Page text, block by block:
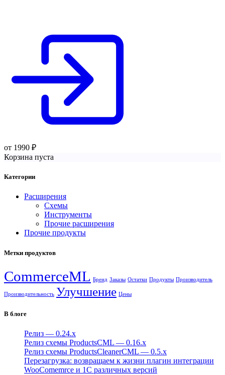
от 1990 ₽
Корзина пуста
Категории
Расширения
Схемы
Инструменты
Прочие расширения
Прочие продукты
Метки продуктов
CommerceML Бренд Заказы Остатки Продукты Производитель
Производительность Улучшение Цены
В блоге
Релиз — 0.24.х
Релиз схемы ProductsCML — 0.16.х
Релиз схемы ProductsCleanerCML — 0.5.х
Перезагрузка: возвращаем к жизни плагин интеграции
WooComemrce и 1С различных версий